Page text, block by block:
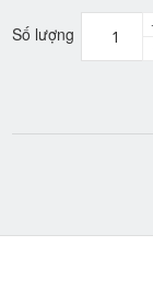
Số lượng